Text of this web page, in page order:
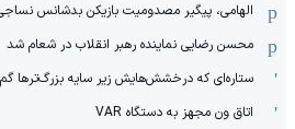
الهامی، پیگیر مصدومیت بازیکن بدشانس
محسن رضایی نماینده رهبر انقلاب در شعام شد
ستاره‌ای که درخشش‌هایش زیر سایه بزرگ‌ترها
اتاق ون مجهز به دستگاه VAR